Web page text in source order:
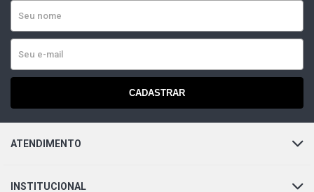
CADASTRAR
ATENDIMENTO
INSTITUCIONAL